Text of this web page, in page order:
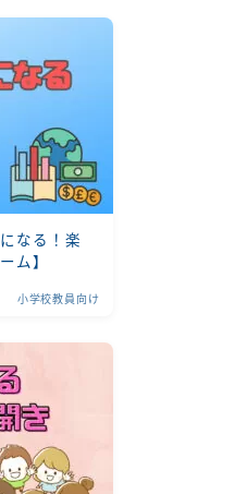
なる！楽
ム】
小学校教員向け